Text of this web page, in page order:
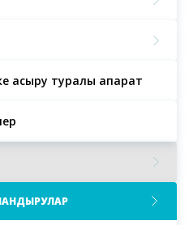
асыру туралы ақпарат